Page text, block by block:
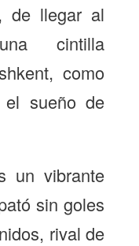
de llegar al
cintilla
como
sueño de
un vibrante
sin goles
rival de